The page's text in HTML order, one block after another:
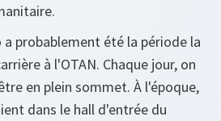
a probablement été la période la
à l'OTAN. Chaque jour, on
en plein sommet. À l'époque,
dans le hall d'entrée du